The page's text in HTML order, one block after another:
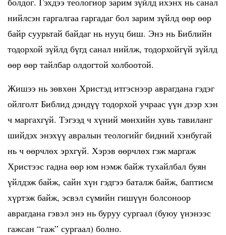
нийлсэн гаргалгаа гаргадаг бол зарим зүйлд өөр өөр
байр суурьтай байдаг нь нууц биш. Энэ нь Библийн
тодорхой зүйлд бүгд санал нийлж, тодорхойгүй зүйлд
өөр өөр тайлбар олдогтой холбоотой.
Жишээ нь зөвхөн Христэд итгэснээр аврагдана гэдэг
ойлголт Библид дэндүү тодорхой учраас үүн дээр хэн
ч маргахгүй. Тэгээд ч хүний мөнхийн хувь тавиланг
шийдэх энэхүү авралын теологийг бидний хэнбугай
нь ч өөрчлөх эрхгүй. Хэрэв өөрчлөх гэж маргаж
Христээс гадна өөр юм нэмж байж тухайлбал буян
үйлдэж байж, сайн хүн гэдгээ баталж байж, баптисм
хүртэж байж, эсвэл сүмийн гишүүн болсоноор
аврагдана гэвэл энэ нь буруу сургаал (буюу үнэнээс
гажсан “гаж” сургаал) болно.